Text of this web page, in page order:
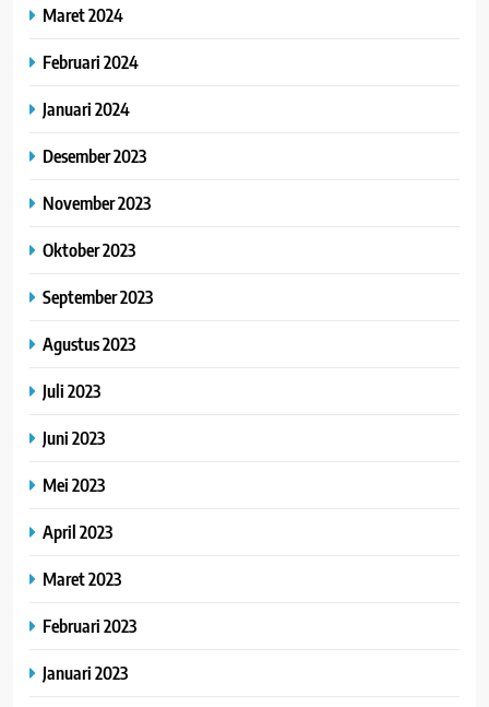
Maret 2024
Februari 2024
Januari 2024
Desember 2023
November 2023
Oktober 2023
September 2023
Agustus 2023
Juli 2023
Juni 2023
Mei 2023
April 2023
Maret 2023
Februari 2023
Januari 2023